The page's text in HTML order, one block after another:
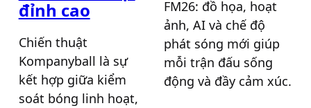
đỉnh cao
Chiến thuật
Kompanyball là sự
kết hợp giữa kiểm
soát bóng linh hoạt,
FM26: đồ họa, hoạt
ảnh, AI và chế độ
phát sóng mới giúp
mỗi trận đấu sống
động và đầy cảm xúc.